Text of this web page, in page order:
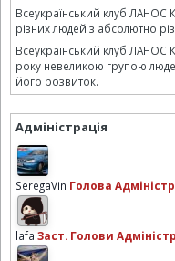
Всеукраїнський клуб ЛАНОС
різних людей з абсолютно
Всеукраїнський клуб ЛАНОС
року невеликою групою
його розвиток.
Адміністрація
SeregaVin Голова
lafa Заст. Голови